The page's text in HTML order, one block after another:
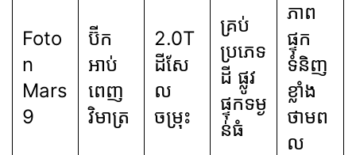
Foto
n
Mars
9
ប៊ីក
អាប់
ពេញ
វិមាត្រ
2.0T
ដីសែ
ល
ចម្រុះ
គ្រប់
ប្រភេទ
ដី ផ្លូវ
ផ្ទុកទម្ង
ន់ធំ
ភាព
ផ្ទុក
ទំនិញ
ខ្លាំង
ថាមព
ល